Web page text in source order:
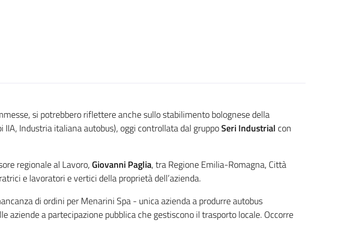
si potrebbero riflettere anche sullo stabilimento bolognese della
Industria italiana autobus), oggi controllata dal gruppoSeri Industrial con
regionale al Lavoro, Giovanni Paglia, tra Regione Emilia-Romagna, Città
e lavoratori e vertici della proprietà dell’azienda.
di ordini per Menarini Spa - unica azienda a produrre autobus
a partecipazione pubblica che gestiscono il trasporto locale. Occorre